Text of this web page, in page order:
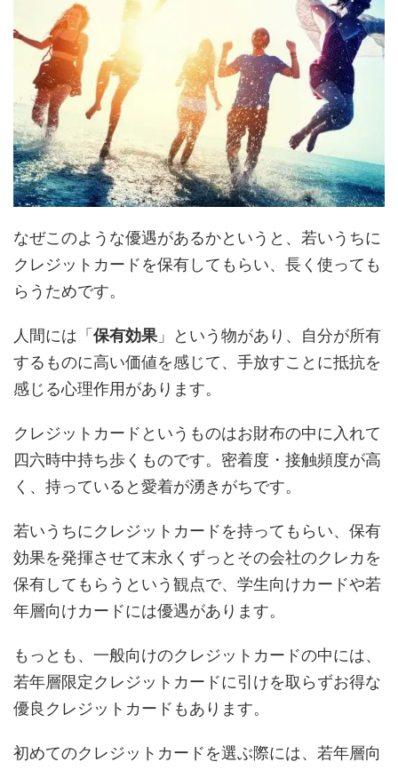
なぜこのような優遇があるかというと、若いうちに
クレジットカードを保有してもらい、長く使っても
らうためです。
人間には「 保有効果」という物があり、自分が所有
するものに高い価値を感じて、手放すことに抵抗を
感じる心理作用があります。
クレジットカードというものはお財布の中に入れて
四六時中持ち歩くものです。密着度・接触頻度が高
く、持っていると愛着が湧きがちです。
若いうちにクレジットカードを持ってもらい、保有
効果を発揮させて末永くずっとその会社のクレカを
保有してもらうという観点で、学生向けカードや若
年層向けカードには優遇があります。
もっとも、一般向けのクレジットカードの中には、
若年層限定クレジットカードに引けを取らずお得な
優良クレジットカードもあります。
初めてのクレジットカードを選ぶ際には、若年層向